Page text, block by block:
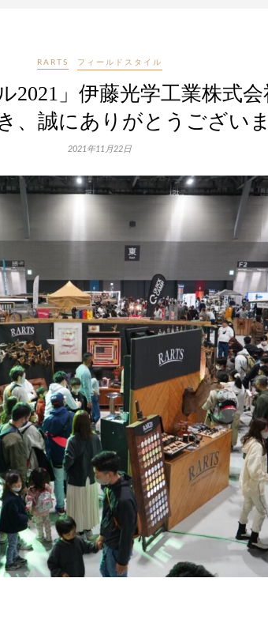
RARTS フィールドスタイル
2021」伊藤光学工業株式会
、誠にありがとうございま
2021年11月22日